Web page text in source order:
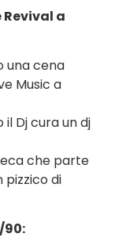
a
una cena
Music a
il Dj cura un dj
che parte
pizzico di
90: